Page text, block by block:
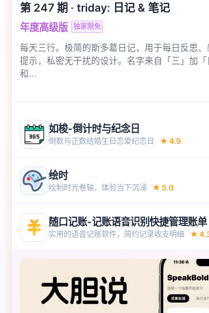
第 247 期 · triday: 日记 & 笔记
年度高级版 独家限免
每天三行。极简的斯多葛日记，用于每日反思
提示，私密无干扰的设计。名字来自「三」加「
和...
如梭-倒计时与纪念日
倒数与正数结婚生日恋爱纪恋‪日‬ ★ 4.9
绘时
绘制时光卷轴，体验当下沉浸 ★ 5.0
随口记账-记账语音识别快捷管理账单
实用的语音记账软件，简约记录收支明‪细‬ ★